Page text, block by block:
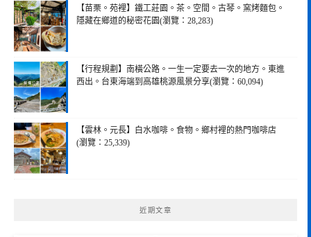
【苗栗。苑裡】鐵工莊園。茶。空間。古琴。窯烤麵包。
隱藏在鄉道的秘密花園(瀏覽：28,283)
【行程規劃】南橫公路。一生一定要去一次的地方。東進
西出。台東海端到高雄桃源風景分享(瀏覽：60,094)
【雲林。元長】白水咖啡。食物。鄉村裡的熱門咖啡店
(瀏覽：25,339)
近期文章